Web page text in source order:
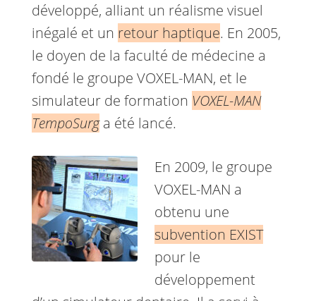
développé, alliant un réalisme visuel
inégalé et un retour haptique. En 2005,
le doyen de la faculté de médecine a
fondé le groupe VOXEL-MAN, et le
simulateur de formation VOXEL-MAN
TempoSurga été lancé.
En 2009, le groupe
VOXEL-MAN a
obtenu une
subvention EXIST
pour le
développement